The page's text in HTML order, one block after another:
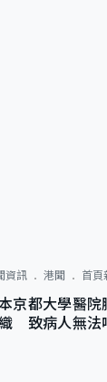
資訊 港聞 首頁
京都大學醫
致病人無法